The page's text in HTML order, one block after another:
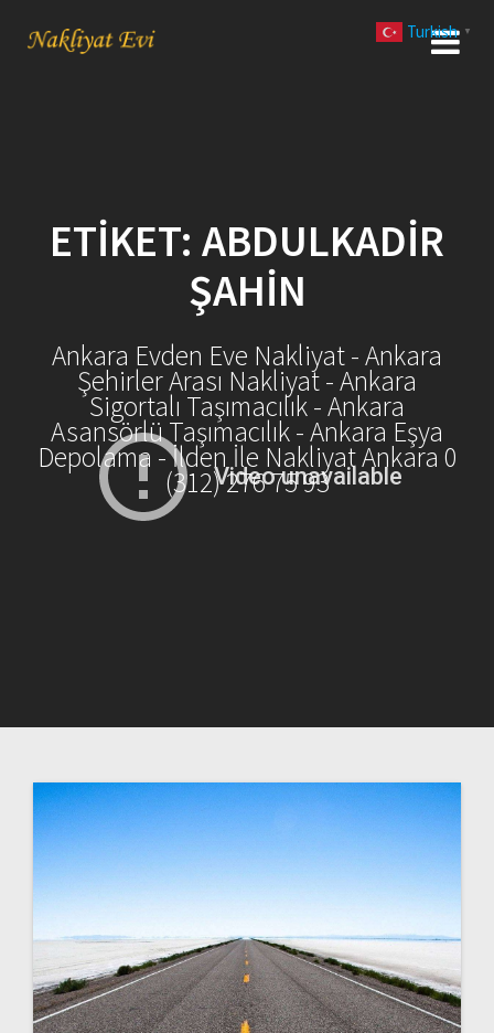
ETIKET: ABDULKADIR
ŞAHIN
Ankara Evden Eve Nakliyat - Ankara
Şehirler Arası Nakliyat - Ankara
Sigortalı Taşımacılık - Ankara
Asansörlü Taşımacılık - Ankara Eşya
Depolama - İlden İle Nakliyat Ankara 0
(312) 276 75 93
Turkish ▼